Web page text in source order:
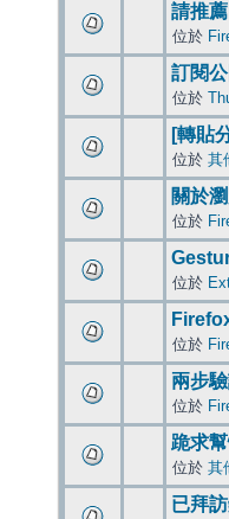
請推
位於
訂閱
位於
[轉貼
位於 其
關於
位於
位於
位於
兩步
位於
跪求
位於 其
已拜